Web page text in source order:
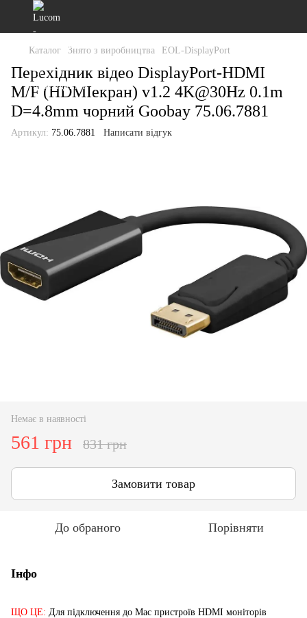
Каталог Знято з виробництва EOL-DisplayPort
Перехідник відео DisplayPort-HDMI
M/F (HDMIекран) v1.2 4K@30Hz 0.1m
D=4.8mm чорний Goobay 75.06.7881
Артикул: 75.06.7881 Написати відгук
Немає в наявності
561 грн 831 грн
Замовити товар
До обраного Порівняти
Інфо
ЩО ЦЕ: Для підключення до Mac пристроїв HDMI моніторів